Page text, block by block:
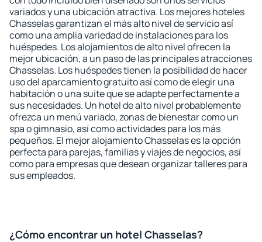
variados y una ubicación atractiva. Los mejores hoteles
Chasselas garantizan el más alto nivel de servicio así
como una amplia variedad de instalaciones para los
huéspedes. Los alojamientos de alto nivel ofrecen la
mejor ubicación, a un paso de las principales atracciones
Chasselas. Los huéspedes tienen la posibilidad de hacer
uso del aparcamiento gratuito así como de elegir una
habitación o una suite que se adapte perfectamente a
sus necesidades. Un hotel de alto nivel probablemente
ofrezca un menú variado, zonas de bienestar como un
spa o gimnasio, así como actividades para los más
pequeños. El mejor alojamiento Chasselas es la opción
perfecta para parejas, familias y viajes de negocios, así
como para empresas que desean organizar talleres para
sus empleados.
¿Cómo encontrar un hotel Chasselas?